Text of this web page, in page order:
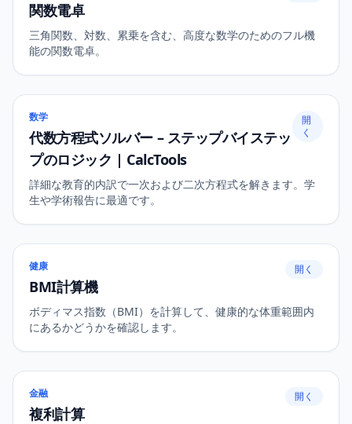
関数電卓
三角関数、対数、累乗を含む、高度な数学のためのフル機
能の関数電卓。
数学
代数方程式ソルバー – ステップバイステッ
プのロジック | CalcTools
開
く
詳細な教育的内訳で一次および二次方程式を解きます。学
生や学術報告に最適です。
健康
BMI計算機
開く
ボディマス指数（BMI）を計算して、健康的な体重範囲内
にあるかどうかを確認します。
金融
複利計算
開く